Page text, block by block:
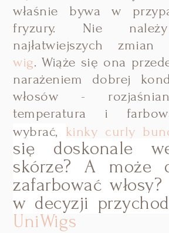
właśnie bywa w
fryzury. Nie
najłatwiejszych zmian
wig. Wiąże się ona
narażeniem dobrej
włosów -
temperatura i
wybrać, kinky curly
się doskonale
skórze? A może
zafarbować
w decyzji
UniWigs